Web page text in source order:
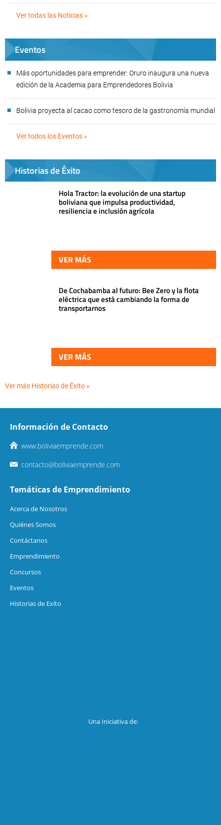
Ver todas las Noticias »
Eventos
Más oportunidades para emprender: Oruro inaugura una nueva
edición de la Academia para Emprendedores Bolivia
Bolivia proyecta al cacao como tesoro de la gastronomía mundial
Ver todos los Eventos »
Historias de Éxito
Hola Tractor: la evolución de una startup
boliviana que impulsa productividad,
resiliencia e inclusión agrícola
VER MÁS
De Cochabamba al futuro: Bee Zero y la flota
eléctrica que está cambiando la forma de
transportarnos
VER MÁS
Ver más Historias de Éxito »
Información de Contacto
www.boliviaemprende.com
contacto@boliviaemprende.com
Temáticas de Emprendimiento
Acerca de Nosotros
Quiénes Somos
Contáctanos
Emprendimiento
Concursos
Eventos
Historias de Exíto
Una Iniciativa de: